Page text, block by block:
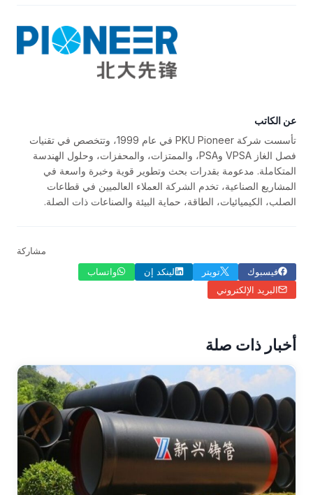
عن الكاتب
تأسست شركة PKU Pioneer في عام 1999، وتتخصص في تقنيات
فصل الغاز VPSA وPSA، والممتزات، والمحفزات، وحلول الهندسة
المتكاملة. مدعومة بقدرات بحث وتطوير قوية وخبرة واسعة في
المشاريع الصناعية، تخدم الشركة العملاء العالميين في قطاعات
الصلب، الكيميائيات، الطاقة، حماية البيئة والصناعات ذات الصلة.
مشاركة
فيسبوك
تويتر لينكد إن
واتساب
البريد الإلكتروني
أخبار ذات صلة